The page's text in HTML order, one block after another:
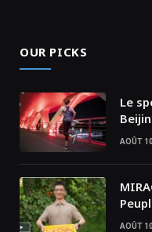
OUR PICKS
Le
AOÛT
AOÛT